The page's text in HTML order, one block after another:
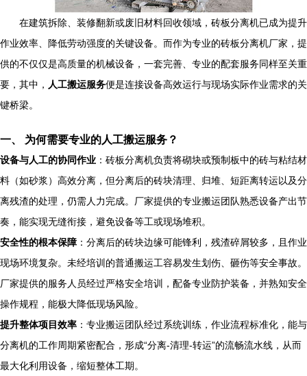
在建筑拆除、装修翻新或废旧材料回收领域，砖板分离机已成为提升
作业效率、降低劳动强度的关键设备。而作为专业的砖板分离机厂家，提
供的不仅仅是高质量的机械设备，一套完善、专业的配套服务同样至关重
要，其中， 人工搬运服务便是连接设备高效运行与现场实际作业需求的关
键桥梁。
一、 为何需要专业的人工搬运服务？
设备与人工的协同作业 ：砖板分离机负责将砌块或预制板中的砖与粘结材
料（如砂浆）高效分离，但分离后的砖块清理、归堆、短距离转运以及分
离残渣的处理，仍需人力完成。厂家提供的专业搬运团队熟悉设备产出节
奏，能实现无缝衔接，避免设备等工或现场堆积。
安全性的根本保障 ：分离后的砖块边缘可能锋利，残渣碎屑较多，且作业
现场环境复杂。未经培训的普通搬运工容易发生划伤、砸伤等安全事故。
厂家提供的服务人员经过严格安全培训，配备专业防护装备，并熟知安全
操作规程，能极大降低现场风险。
提升整体项目效率 ：专业搬运团队经过系统训练，作业流程标准化，能与
分离机的工作周期紧密配合，形成“分离-清理-转运”的流畅流水线，从而
最大化利用设备，缩短整体工期。